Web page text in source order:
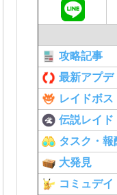
攻略記事
最新アプデ
レイドボス
伝説レイド
タスク・報
大発見
コミュデイ